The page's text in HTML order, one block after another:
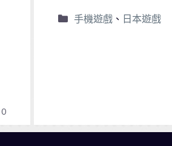
0
手機遊戲、 日本遊戲